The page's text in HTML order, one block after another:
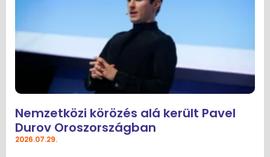
Nemzetközi körözés alá került Pavel
Durov Oroszországban
2026.07.29.